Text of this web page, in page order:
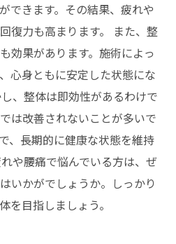
できます。その結果、疲れや
復力も高まります。 また、整
効果があります。施術によっ
心身ともに安定した状態にな
、整体は即効性があるわけで
は改善されないことが多いで
、長期的に健康な状態を維持
や腰痛で悩んでいる方は、ぜ
いかがでしょうか。しっかり
を目指しましょう。